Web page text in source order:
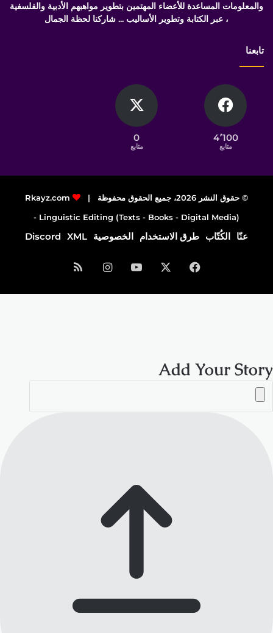
والمعلومات المساعدة للأعضاء المهتمين بتطوير مواهبهم الأدبية والفلسفية
، عبر الكتابة وتطوير الأساليب ... شاركنا لحظة الجمال
تابعنا
4٬100
متابع
0
متابع
© حقوق النشر 2026، جميع الحقوق محفوظة |
Rkayz.com
Linguistic Editing (Texts - Books - Digital Media) -
عنّا الكُتّاب طرق الاستخدام الخصوصية XML
Discord
فيسبوك ‫YouTubeانستقرامملخص
الموقع
Add Your Story